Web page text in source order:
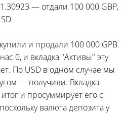
— отдали 100 000 GBP,
и продали 100 000 GPB.
0, и вкладка "Активы" эту
По USD в одном случае мы
— получили. Вкладка
и просуммирует его с
валюта депозита у